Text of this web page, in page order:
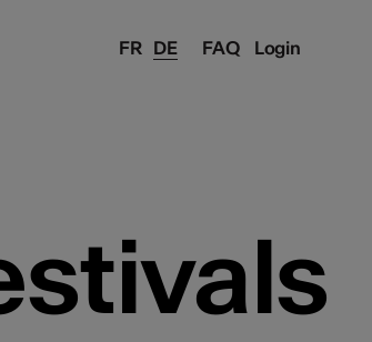
FAQ Login
FR DE